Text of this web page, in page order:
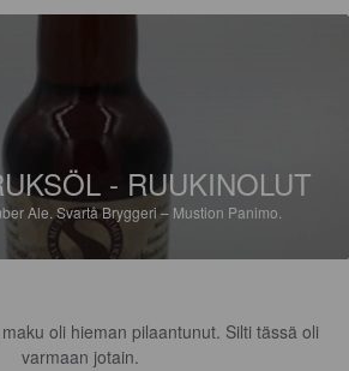
- RUUKINOLUT
Ale. Svartå Bryggeri – Mustion Panimo.
oli hieman pilaantunut. Silti tässä oli
varmaan jotain.